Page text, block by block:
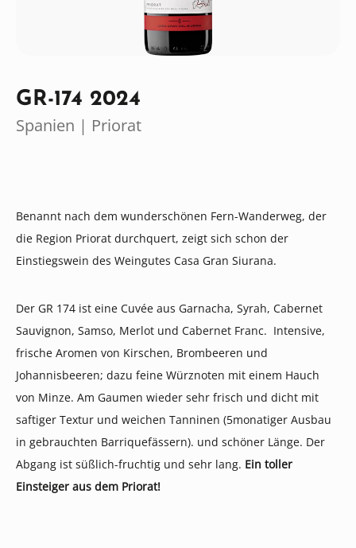
GR-174 2024
Spanien | Priorat
Benannt nach dem wunderschönen Fern-Wanderweg, der
die Region Priorat durchquert, zeigt sich schon der
Einstiegswein des Weingutes Casa Gran Siurana.
Der GR 174 ist eine Cuvée aus Garnacha, Syrah, Cabernet
Sauvignon, Samso, Merlot und Cabernet Franc. Intensive,
frische Aromen von Kirschen, Brombeeren und
Johannisbeeren; dazu feine Würznoten mit einem Hauch
von Minze. Am Gaumen wieder sehr frisch und dicht mit
saftiger Textur und weichen Tanninen (5monatiger Ausbau
in gebrauchten Barriquefässern). und schöner Länge. Der
Abgang ist süßlich-fruchtig und sehr lang. Ein toller
Einsteiger aus dem Priorat!